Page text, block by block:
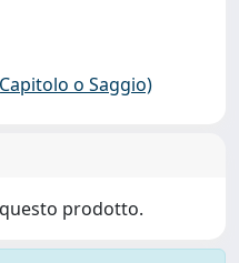
o Saggio)
prodotto.